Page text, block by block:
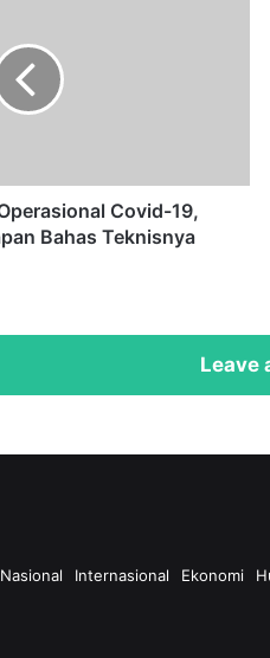
Covid-19,
Bahas Teknisnya
Leave
Nasional Internasional Ekonomi